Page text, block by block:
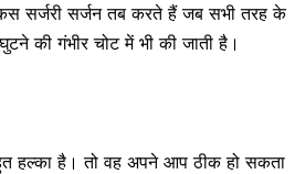
सर्जरी सर्जन तब करते हैं जब सभी तरह के
घुटने की गंभीर चोटमें भी की जाती है।
हल्का है। तो वह अपने आप ठीक हो सकता